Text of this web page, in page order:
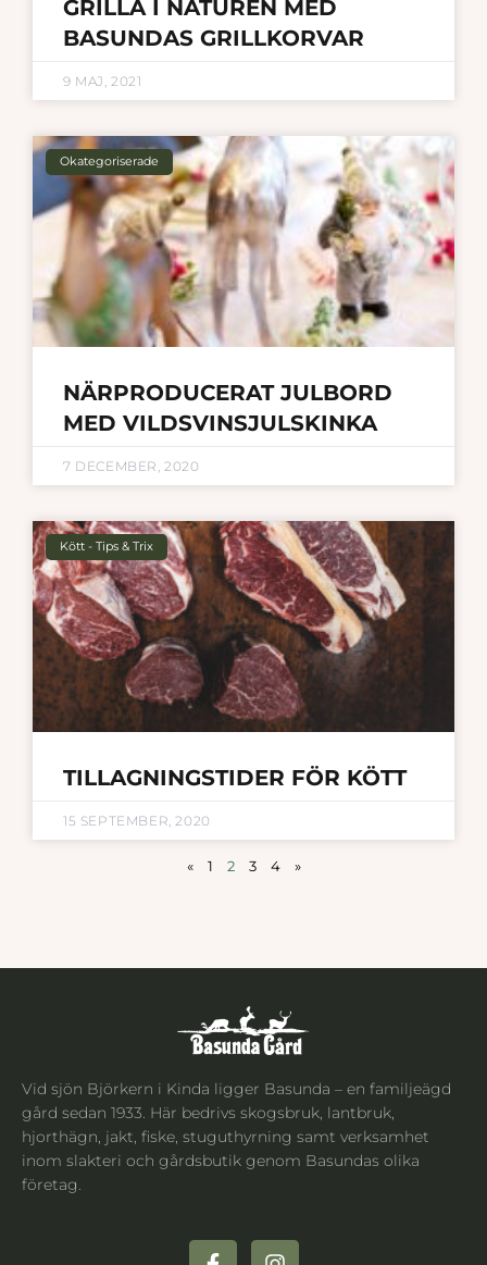
GRILLA I NATUREN MED
BASUNDAS GRILLKORVAR
9 MAJ, 2021
Okategoriserade
NÄRPRODUCERAT JULBORD
MED VILDSVINSJULSKINKA
7 DECEMBER, 2020
Kött - Tips & Trix
TILLAGNINGSTIDER FÖR KÖTT
15 SEPTEMBER, 2020
« 1 2 3 4 »
Vid sjön Björkern i Kinda ligger Basunda – en familjeägd
gård sedan 1933. Här bedrivs skogsbruk, lantbruk,
hjorthägn, jakt, fiske, stuguthyrning samt verksamhet
inom slakteri och gårdsbutik genom Basundas olika
företag.